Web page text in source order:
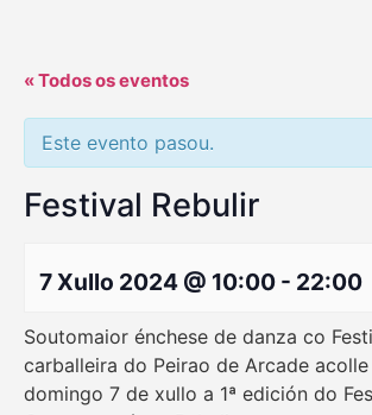
« Todos os eventos
Este evento pasou.
Festival Rebulir
7 Xullo 2024 @ 10:00 - 22:00
Soutomaior énchese de danza co
carballeira do Peirao de Arcade
domingo 7 de xullo a 1ª edición do